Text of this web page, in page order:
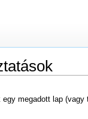
megadott lap (vagy